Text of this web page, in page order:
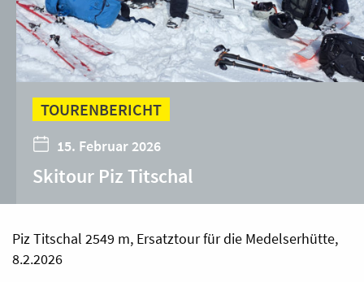
TOURENBERICHT
15. Februar 2026
Skitour Piz Titschal
Piz Titschal 2549 m, Ersatztour für die Medelserhütte,
8.2.2026